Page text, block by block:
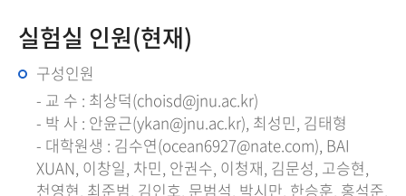
실험실 인원(현재)
구성인원
- 교 수 : 최상덕(choisd@jnu.ac.kr)
- 박 사 : 안윤근(ykan@jnu.ac.kr), 최성민, 김태형
- 대학원생 : 김수연(ocean6927@nate.com), BAI
XUAN, 이창일, 차민, 안권수, 이청재, 김문성, 고승현,
천영현, 최준범, 김인호, 문범석, 박시만, 한승훈, 홍석준,